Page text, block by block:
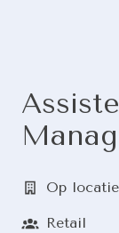
Op locatie
Retail